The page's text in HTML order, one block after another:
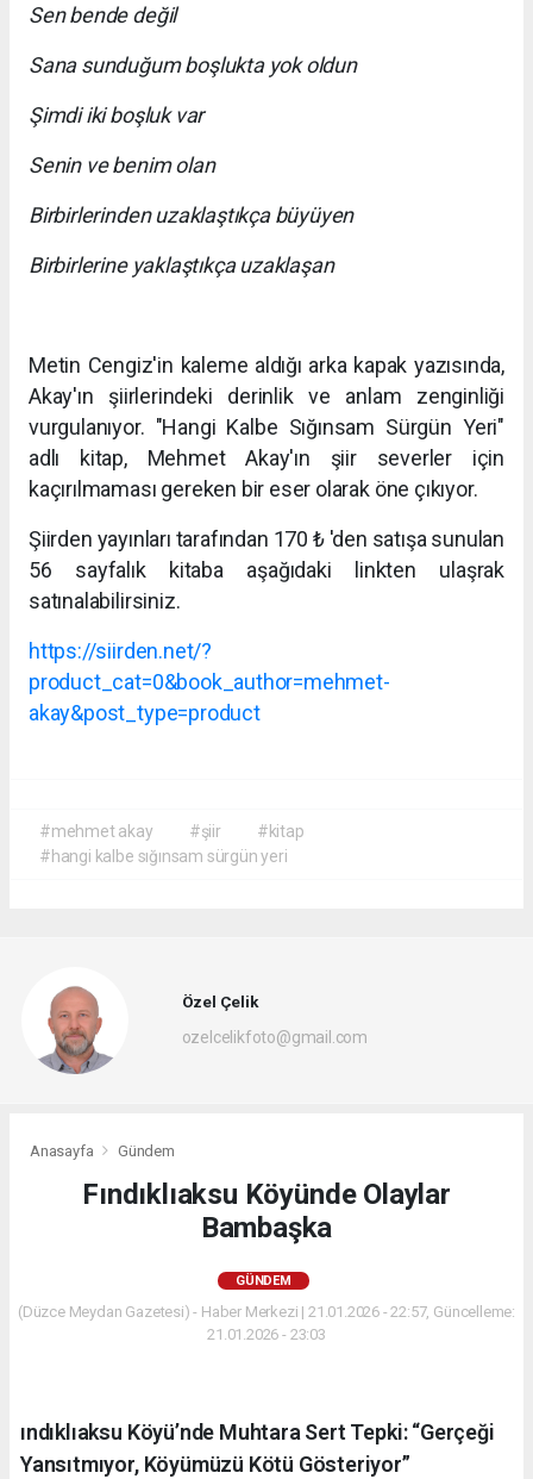
Sen bende değil
Sana sunduğum boşlukta yok oldun
Şimdi iki boşluk var
Senin ve benim olan
Birbirlerinden uzaklaştıkça büyüyen
Birbirlerine yaklaştıkça uzaklaşan
Metin Cengiz'in kaleme aldığı arka kapak yazısında,
Akay'ın şiirlerindeki derinlik ve anlam zenginliği
vurgulanıyor. "Hangi Kalbe Sığınsam Sürgün Yeri"
adlı kitap, Mehmet Akay'ın şiir severler için
kaçırılmaması gereken bir eser olarak öne çıkıyor.
Şiirden yayınları tarafından 170 ₺ 'den satışa sunulan
56 sayfalık kitaba aşağıdaki linkten ulaşrak
satınalabilirsiniz.
https://siirden.net/?
product_cat=0&book_author=mehmet-
akay&post_type=product
#mehmet akay #şiir
#kitap
#hangi kalbe sığınsam sürgün yeri
Özel Çelik
ozelcelikfoto@gmail.com
Anasayfa Gündem
Fındıklıaksu Köyünde Olaylar
Bambaşka
GÜNDEM
(Düzce Meydan Gazetesi) - Haber Merkezi | 21.01.2026 - 22:57, Güncelleme:
21.01.2026 - 23:03
ındıklıaksu Köyü’nde Muhtara Sert Tepki: “Gerçeği
Yansıtmıyor, Köyümüzü Kötü Gösteriyor”